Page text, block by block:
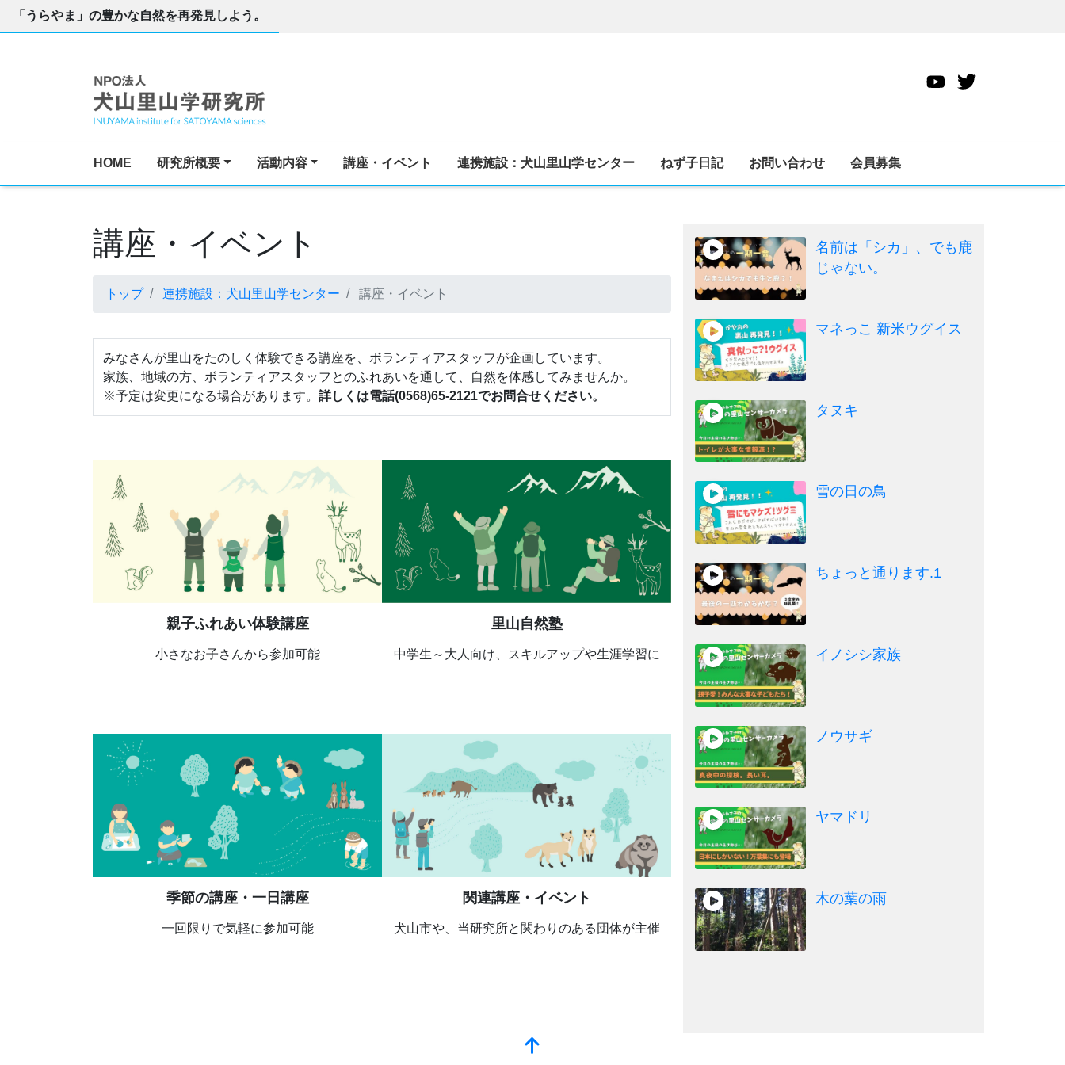
「うらやま」の豊かな自然を再発見しよう。
HOME 研究所概要 活動内容 講座・イベント 連携施設：犬山里山学センター ねず子日記 お問い合わせ 会員募集
講座・イベント
トップ 連携施設：犬山里山学センター 講座・イベント
みなさんが里山をたのしく体験できる講座を、ボランティアスタッフが企画しています。
家族、地域の方、ボランティアスタッフとのふれあいを通して、自然を体感してみませんか。
※予定は変更になる場合があります。 詳しくは電話(0568)65-2121でお問合せください。
親子ふれあい体験講座
小さなお子さんから参加可能
里山自然塾
中学生～大人向け、スキルアップや生涯学習に
季節の講座・一日講座
一回限りで気軽に参加可能
関連講座・イベント
犬山市や、当研究所と関わりのある団体が主催
名前は「シカ」、でも鹿
じゃない。
マネっこ 新米ウグイス
タヌキ
雪の日の鳥
ちょっと通ります.1
イノシシ家族
ノウサギ
ヤマドリ
木の葉の雨